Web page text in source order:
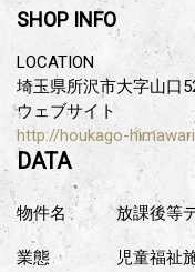
DATA
物件名 放課後等
業態 児童福祉
SHOP INFO
LOCATION
埼玉県所沢市大字山口
ウェブサイト
http://houkago-